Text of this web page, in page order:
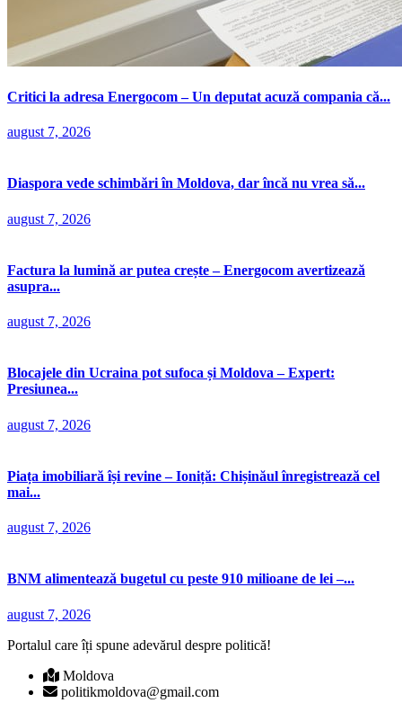
Critici la adresa Energocom – Un deputat acuză compania că...
august 7, 2026
Diaspora vede schimbări în Moldova, dar încă nu vrea să...
august 7, 2026
Factura la lumină ar putea crește – Energocom avertizează
asupra...
august 7, 2026
Blocajele din Ucraina pot sufoca și Moldova – Expert:
Presiunea...
august 7, 2026
Piața imobiliară își revine – Ioniță: Chișinăul înregistrează cel
mai...
august 7, 2026
BNM alimentează bugetul cu peste 910 milioane de lei –...
august 7, 2026
Portalul care îți spune adevărul despre politică!
Moldova
politikmoldova@gmail.com